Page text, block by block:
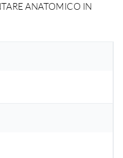
ANATOMICO IN